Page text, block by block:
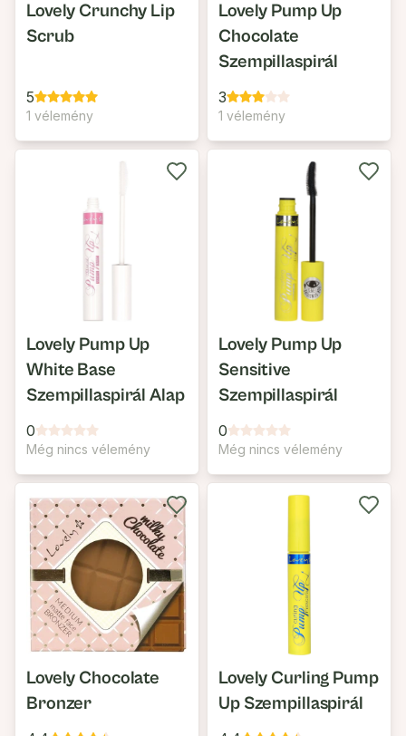
Lovely Crunchy Lip
Scrub
5
1 vélemény
Lovely Pump Up
Chocolate
Szempillaspirál
3
1 vélemény
Lovely Pump Up
White Base
Szempillaspirál Alap
0
Még nincs vélemény
Lovely Pump Up
Sensitive
Szempillaspirál
0
Még nincs vélemény
Lovely Chocolate
Bronzer
Lovely Curling Pump
Up Szempillaspirál